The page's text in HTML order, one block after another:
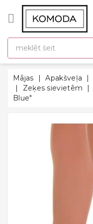
CATEGORY
DĀVANU
IDEJAS
SUPER
SALE!
Zeķes un
Mājas Apakšveļa
Zeķes sievietēm
Blue"